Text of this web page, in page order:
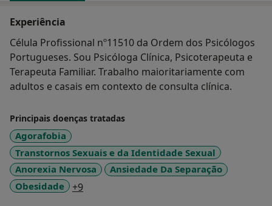
Experiência
Célula Profissional nº11510 da Ordem dos Psicólogos
Portugueses. Sou Psicóloga Clínica, Psicoterapeuta e
Terapeuta Familiar. Trabalho maioritariamente com
adultos e casais em contexto de consulta clínica.
Principais doenças tratadas
Agorafobia
Transtornos Sexuais e da Identidade Sexual
Anorexia Nervosa
Ansiedade Da Separação
Obesidade
+9a11y_sr_more_diseases